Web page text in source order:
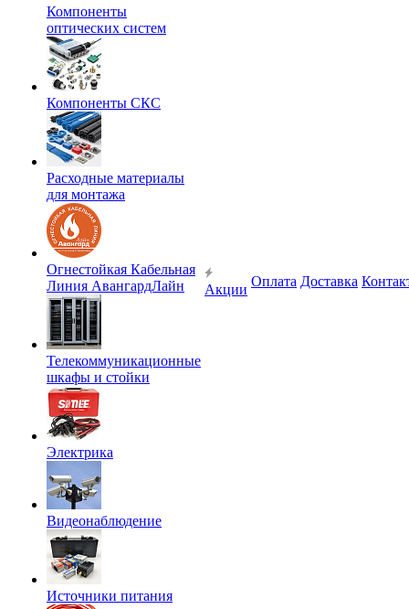
Компоненты
оптических систем
Компоненты СКС
Расходные материалы
для монтажа
Огнестойкая Кабельная
Линия АвангардЛайн
Телекоммуникационные
шкафы и стойки
Электрика
Видеонаблюдение
Источники питания
Акции
Оплата Доставка